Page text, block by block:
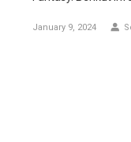
January 9, 2024